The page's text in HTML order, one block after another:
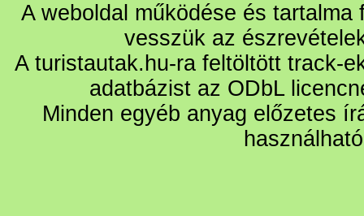
A weboldal működése és
vesszük az
A turistautak.hu-ra feltöltött track-
adatbázist az ODbL
Minden egyéb anyag előzetes